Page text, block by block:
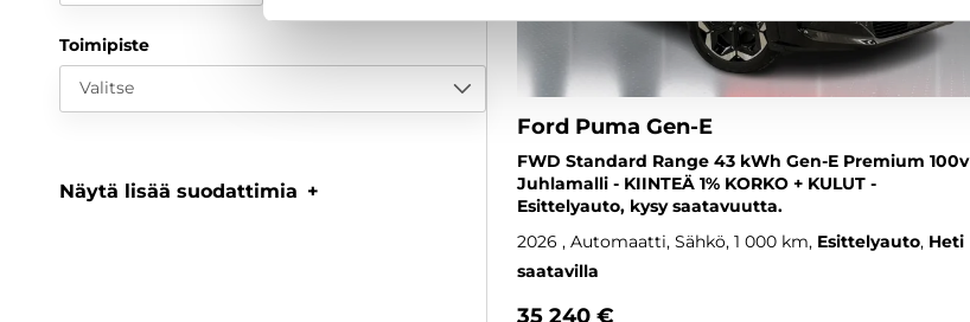
Toimipiste
Valitse
Näytä lisää suodattimia
Ford Puma Gen-E
FWD Standard Range 43 kWh Gen-E Premium 100v
Juhlamalli - KIINTEÄ 1% KORKO + KULUT -
Esittelyauto, kysy saatavuutta.
2026 , Automaatti, Sähkö, 1 000 km Esittelyauto Heti
saatavilla
35 240 €